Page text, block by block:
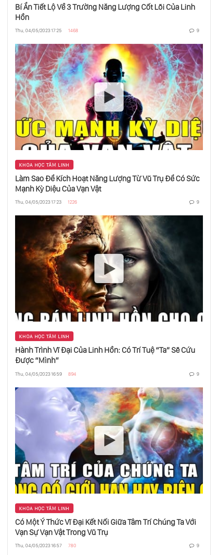
Làm Sao Để Kích Hoạt Năng Lượng Từ Vũ
Bí Ẩn Tiết Lộ Về 3 Trường Năng Lượng Cốt
Lõi Của Linh Hồn
Thông Điệp Từ Các Đấng Sáng Tạo: Phương
Pháp Hợp Nhất Mảnh Linh Hồn Trong Vũ
Trụ
Sức Mạnh Của Thông Điệp Vũ Trụ Và Cách
Tại Sao Chúng Ta Sinh Ra? Chúng Ta Có Thật
Tất Cả Những Khổ Đau, Thương Tiếc Và Thất
Vọng Từ Đâu Đến?
Chúng Ta Nên Hành Động Thế Nào Để Có
Được Sự Thức Tỉnh?
Chúng Ta Nên Hành Động Như Thế Nào Sau
Khi Thức Tỉnh?
Thánh, Sẽ Trao Nước Thiên Đàng Cho
Hướng Cạm Bẫy Và Nhận Ra Sự Bổ Trợ Lẫn
Nhau
Điều Gì Đã Xảy Ra Trước Khi Phật Thích Ca
Mâu Ni Trở Thành Phật?
Hiểu Đúng Về Tần Số Rung Động Để Tiến
Nhập Vào Thế Giới Mới - Thế Giới 5D
Lời Mời Đánh Thức Trí Huệ Nội Tại Vốn Có
Bí Ẩn Tiết Lộ Về 3 Trường Năng Lượng Cốt Lõi Của Linh
Hồn
Thu, 04/05/2023 17:25 1468 9
KHOA HỌC TÂM LINH
Làm Sao Để Kích Hoạt Năng Lượng Từ Vũ Trụ Để Có Sức
Mạnh Kỳ Diệu Của Vạn Vật
Thu, 04/05/2023 17:23 1226 9
KHOA HỌC TÂM LINH
Hành Trình Vĩ Đại Của Linh Hồn: Có Trí Tuệ “Ta” Sẽ Cứu
Được “Mình”
Thu, 04/05/2023 16:59 894 9
KHOA HỌC TÂM LINH
Có Một Ý Thức Vĩ Đại Kết Nối Giữa Tâm Trí Chúng Ta Với
Vạn Sự Vạn Vật Trong Vũ Trụ
Thu, 04/05/2023 16:57 780 9